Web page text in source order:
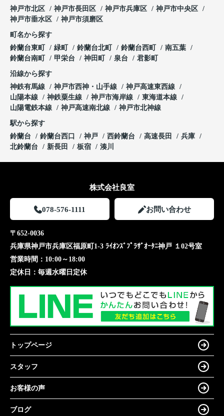
神戸市北区
神戸市長田区 神戸市兵庫区
神戸市中央区
神戸市垂水区
神戸市須磨区
町名から探す
鈴蘭台東町
緑町 鈴蘭台北町 鈴蘭台西町
南五葉
鈴蘭台南町
甲栄台 神田町 泉台 君影町
沿線から探す
神鉄有馬線
神戸市西神・山手線
神戸高速東西線
山陽本線
神鉄粟生線 神戸市海岸線
東海道本線
山陽電鉄本線
神戸高速南北線 神戸市北神線
駅から探す
鈴蘭台
鈴蘭台西口 神戸 西鈴蘭台 高速長田
兵庫
北鈴蘭台
新長田 板宿 湊川
株式会社良室
078-576-1111 お問い合わせ
〒652-0036
兵庫県神戸市兵庫区福原町1-3 ﾗｲｵﾝｽﾞﾌﾟﾗｻﾞｵｰﾀﾆ神戸 １02号室
営業時間： 10:00～18:00
定休日： 毎週水曜日定休
トップページ
スタッフ
お客様の声
ブログ